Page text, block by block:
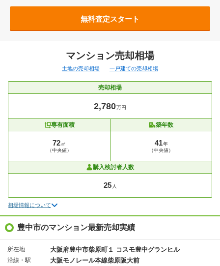
無料査定スタート
マンション売却相場
土地の売却相場 一戸建ての売却相場
売却相場
2,780万円
専有面積
72㎡
（中央値）
築年数
41年
（中央値）
購入検討者人数
25 人
相場情報について
豊中市のマンション最新売却実績
所在地 大阪府豊中市柴原町１ コスモ豊中グランヒル
沿線・駅 大阪モノレール本線柴原阪大前